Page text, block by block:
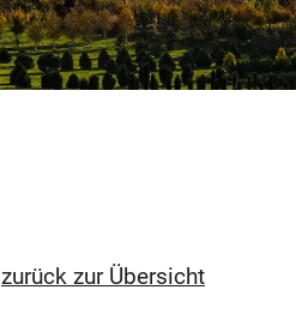
zurück zur Übersicht